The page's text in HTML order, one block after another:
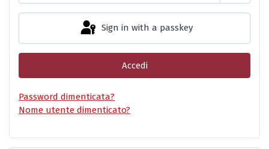
Show
Sign in with a passkey
Accedi
Password dimenticata?
Nome utente dimenticato?